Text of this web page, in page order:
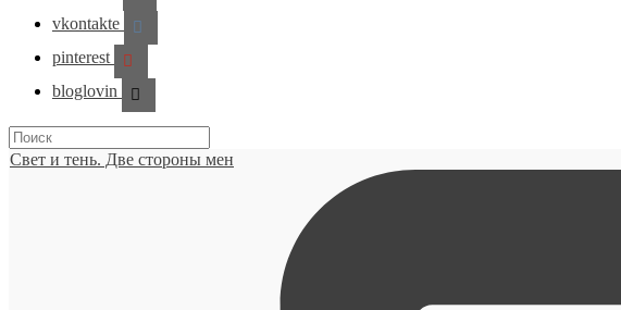
vkontakte
pinterest
bloglovin
Свет и тень. Две стороны мен